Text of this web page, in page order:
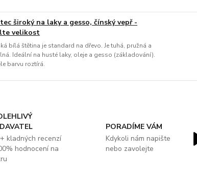
široký na laky a gesso, čínský vepř -
velikost
bílá štětina je standard na dřevo. Je tuhá, pružná a
Ideální na husté laky, oleje a gesso (základování).
barvu roztírá.
kladných recenzí
hodnocení na
PORADÍME VÁM
Kdykoli nám napište
nebo zavolejte